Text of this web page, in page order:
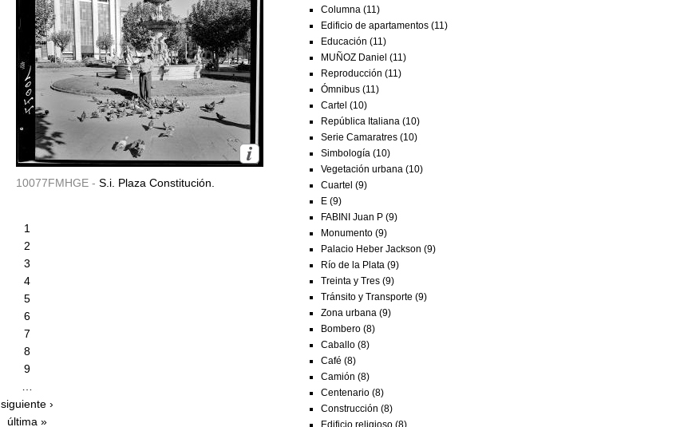
10077FMHGE - S.i. Plaza Constitución.
1
2
3
4
5
6
7
8
9
siguiente ›
última »
Columna (11)
Edificio de apartamentos (11)
Educación (11)
MUÑOZ Daniel (11)
Reproducción (11)
Ómnibus (11)
Cartel (10)
República Italiana (10)
Serie Camaratres (10)
Simbología (10)
Vegetación urbana (10)
Cuartel (9)
E (9)
FABINI Juan P (9)
Monumento (9)
Palacio Heber Jackson (9)
Río de la Plata (9)
Treinta y Tres (9)
Tránsito y Transporte (9)
Zona urbana (9)
Bombero (8)
Caballo (8)
Café (8)
Camión (8)
Centenario (8)
Construcción (8)
Edificio religioso (8)